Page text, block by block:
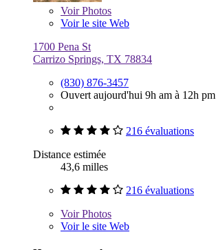
VoirPhotos
Voir le site Web
1700 Pena St
Carrizo Springs, TX 78834
(830) 876-3457
Ouvert aujourd'hui 9h am à 12h pm
216 évaluations
Distance estimée
43,6 milles
216 évaluations
VoirPhotos
Voir le site Web